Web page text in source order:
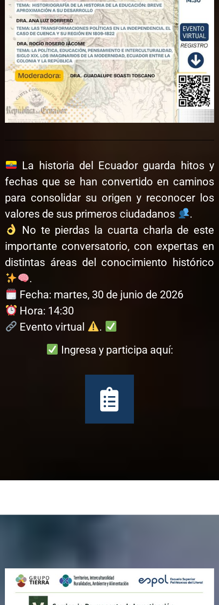
La historia del Ecuador guarda hitos y
fechas que se han convertido en caminos
para consolidar su origen y reconocer los
valores de sus primeros ciudadanos
.
No te pierdas la cuarta charla de este
importante conversatorio, con expertas en
distintas áreas del conocimiento histórico
.
Fecha: martes, 30 de junio de 2026
Hora: 14:30
Evento virtual
.
Ingresa y participa aquí: